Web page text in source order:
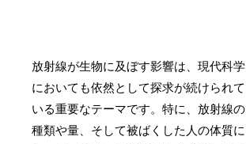
放射線が生物に及ぼす影響は、現代科学
においても依然として探求が続けられて
いる重要なテーマです。特に、放射線の
種類や量、そして被ばくした人の体質に